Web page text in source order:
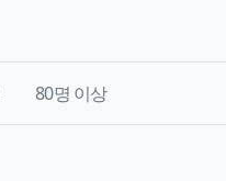
80명 이상